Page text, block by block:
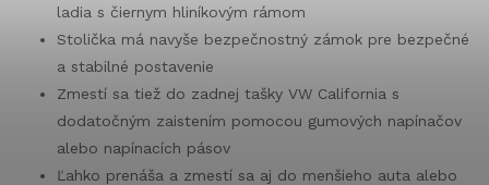
ladia s čiernym hliníkovým rámom
Stolička má navyše bezpečnostný zámok pre bezpečné
a stabilné postavenie
Zmestí sa tiež do zadnej tašky VW California s
dodatočným zaistením pomocou gumových napínačov
alebo napínacích pásov
Ľahko prenáša a zmestí sa aj do menšieho auta alebo